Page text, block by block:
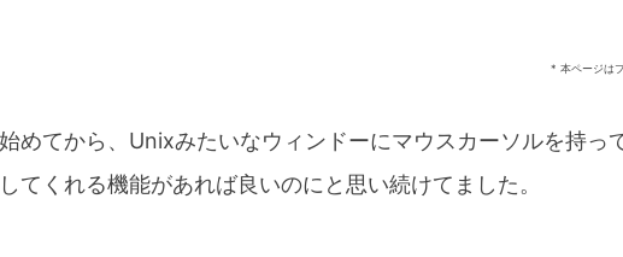
* 本ページは
めてから、Unixみたいなウィンドーにマウスカーソルを持っ
てくれる機能があれば良いのにと思い続けてました。